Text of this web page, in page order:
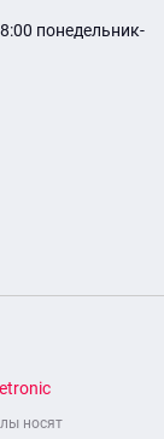
понедельник-
носят